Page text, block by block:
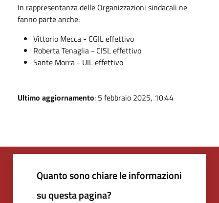
In rappresentanza delle Organizzazioni sindacali ne
fanno parte anche:
Vittorio Mecca - CGIL effettivo
Roberta Tenaglia - CISL effettivo
Sante Morra - UIL effettivo
Ultimo aggiornamento: 5 febbraio 2025, 10:44
Quanto sono chiare le informazioni
su questa pagina?